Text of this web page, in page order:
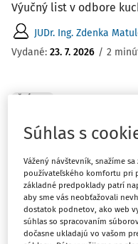
Výučný list v odbore
JUDr. Ing. Zdenka
Vydané: 23. 7. 2026 / 2
ČLÁNKY
priznanie príplatku
Učiteľka MŠ nastúpila
pedagogický
2026. Má nárok od
hodnotenie podľa § 70
mala nárok už od
Súhlas s
Vážený návštevník, snažíme
používateľského komfortu pri
základné predpoklady patrí
aby sme vás neobťažovali
dostatok podnetov, ako web
súhlas so spracovaním
dočasne ukladajú vo vašom